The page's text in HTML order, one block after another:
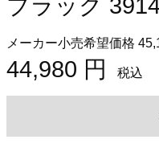
ブラック
メーカー小売希望価格
44,980 円 税込